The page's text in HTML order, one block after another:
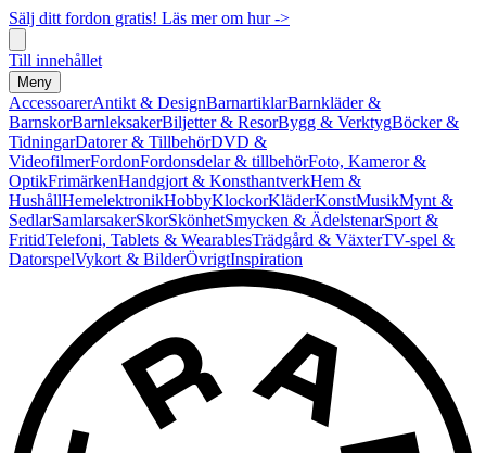
Sälj ditt fordon gratis! Läs mer om hur ->
Till innehållet
Meny
AccessoarerAntikt & DesignBarnartiklarBarnkläder &
BarnskorBarnleksakerBiljetter & ResorBygg & VerktygBöcker &
TidningarDatorer & TillbehörDVD &
VideofilmerFordonFordonsdelar & tillbehörFoto, Kameror &
OptikFrimärkenHandgjort & KonsthantverkHem &
HushållHemelektronikHobbyKlockorKläderKonstMusikMynt &
SedlarSamlarsakerSkorSkönhetSmycken & ÄdelstenarSport &
FritidTelefoni, Tablets & WearablesTrädgård & VäxterTV-spel &
DatorspelVykort & BilderÖvrigtInspiration